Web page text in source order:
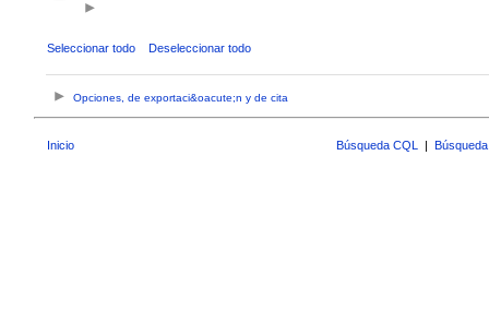
Seleccionar todo Deseleccionar todo
Opciones, de exportaci&oacute;n y de cita
Inicio Búsqueda CQL |